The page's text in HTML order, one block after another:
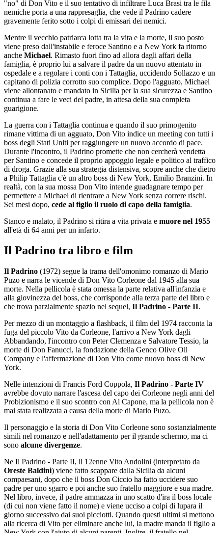
"no" di Don Vito e il suo tentativo di infiltrare Luca Brasi tra le fila
nemiche porta a una rappresaglia, che vede il Padrino cadere
gravemente ferito sotto i colpi di emissari dei nemici.
Mentre il vecchio patriarca lotta tra la vita e la morte, il suo posto
viene preso dall'instabile e feroce Santino e a New York fa ritorno
anche Michael. Rimasto fuori fino ad allora dagli affari della
famiglia, è proprio lui a salvare il padre da un nuovo attentato in
ospedale e a regolare i conti con i Tattaglia, uccidendo Sollazzo e un
capitano di polizia corrotto suo complice. Dopo l'agguato, Michael
viene allontanato e mandato in Sicilia per la sua sicurezza e Santino
continua a fare le veci del padre, in attesa della sua completa
guarigione.
La guerra con i Tattaglia continua e quando il suo primogenito
rimane vittima di un agguato, Don Vito indice un meeting con tutti i
boss degli Stati Uniti per raggiungere un nuovo accordo di pace.
Durante l'incontro, il Padrino promette che non cercherà vendetta
per Santino e concede il proprio appoggio legale e politico al traffico
di droga. Grazie alla sua strategia distensiva, scopre anche che dietro
a Philip Tattaglia c'è un altro boss di New York, Emilio Branzini. In
realtà, con la sua mossa Don Vito intende guadagnare tempo per
permettere a Michael di rientrare a New York senza correre rischi.
Sei mesi dopo, cede al figlio il ruolo di capo della famiglia.
Stanco e malato, il Padrino si ritira a vita privata e muore nel 1955
all'età di 64 anni per un infarto.
Il Padrino tra libro e film
Il Padrino (1972) segue la trama dell'omonimo romanzo di Mario
Puzo e narra le vicende di Don Vito Corleone dal 1945 alla sua
morte. Nella pellicola è stata omessa la parte relativa all'infanzia e
alla giovinezza del boss, che corrisponde alla terza parte del libro e
che trova parzialmente spazio nel sequel, Il Padrino - Parte II.
Per mezzo di un montaggio a flashback, il film del 1974 racconta la
fuga del piccolo Vito da Corleone, l'arrivo a New York dagli
Abbandando, l'incontro con Peter Clemenza e Salvatore Tessio, la
morte di Don Fanucci, la fondazione della Genco Olive Oil
Company e l'affermazione di Don Vito come nuovo boss di New
York.
Nelle intenzioni di Francis Ford Coppola, Il Padrino - Parte IV
avrebbe dovuto narrare l'ascesa del capo dei Corleone negli anni del
Probizionismo e il suo scontro con Al Capone, ma la pellicola non è
mai stata realizzata a causa della morte di Mario Puzo.
Il personaggio e la storia di Don Vito Corleone sono sostanzialmente
simili nel romanzo e nell'adattamento per il grande schermo, ma ci
sono alcune divergenze.
Ne Il Padrino - Parte II, il 12enne Vito Andolini (interpretato da
Oreste Baldini) viene fatto scappare dalla Sicilia da alcuni
compaesani, dopo che il boss Don Ciccio ha fatto uccidere suo
padre per uno sgarro e poi anche suo fratello maggiore e sua madre.
Nel libro, invece, il padre ammazza in uno scatto d'ira il boss locale
(di cui non viene fatto il nome) e viene ucciso a colpi di lupara il
giorno successivo dai suoi picciotti. Quando questi ultimi si mettono
alla ricerca di Vito per eliminare anche lui, la madre manda il figlio a